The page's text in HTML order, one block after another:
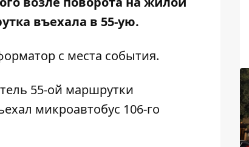
въехала в 55-ую.
с места события.
55-ой маршрутки
микроавтобус 106-го